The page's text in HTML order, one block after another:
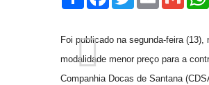
Foi publicado na segunda-feira
modalidade menor preço para a
Companhia Docas de Santana